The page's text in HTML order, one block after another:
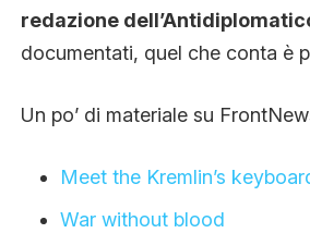
redazione
documentati, quel che conta è
Un po’ di materiale su
Meet the Kremlin’s
War without blood